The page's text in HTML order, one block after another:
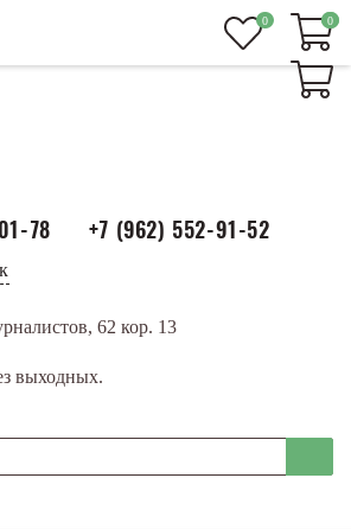
78 +7 (962) 552-91-52
62 кор. 13
выходных.
0 0
0